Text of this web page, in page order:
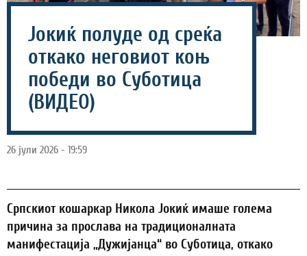
Јокиќ полуде од среќа
откако неговиот коњ
победи во Суботица
(ВИДЕО)
26 јули 2026 - 19:59
Српскиот кошаркар Никола Јокиќ имаше голема
причина за прослава на традиционалната
манифестација „Дужијанца“ во Суботица, откако